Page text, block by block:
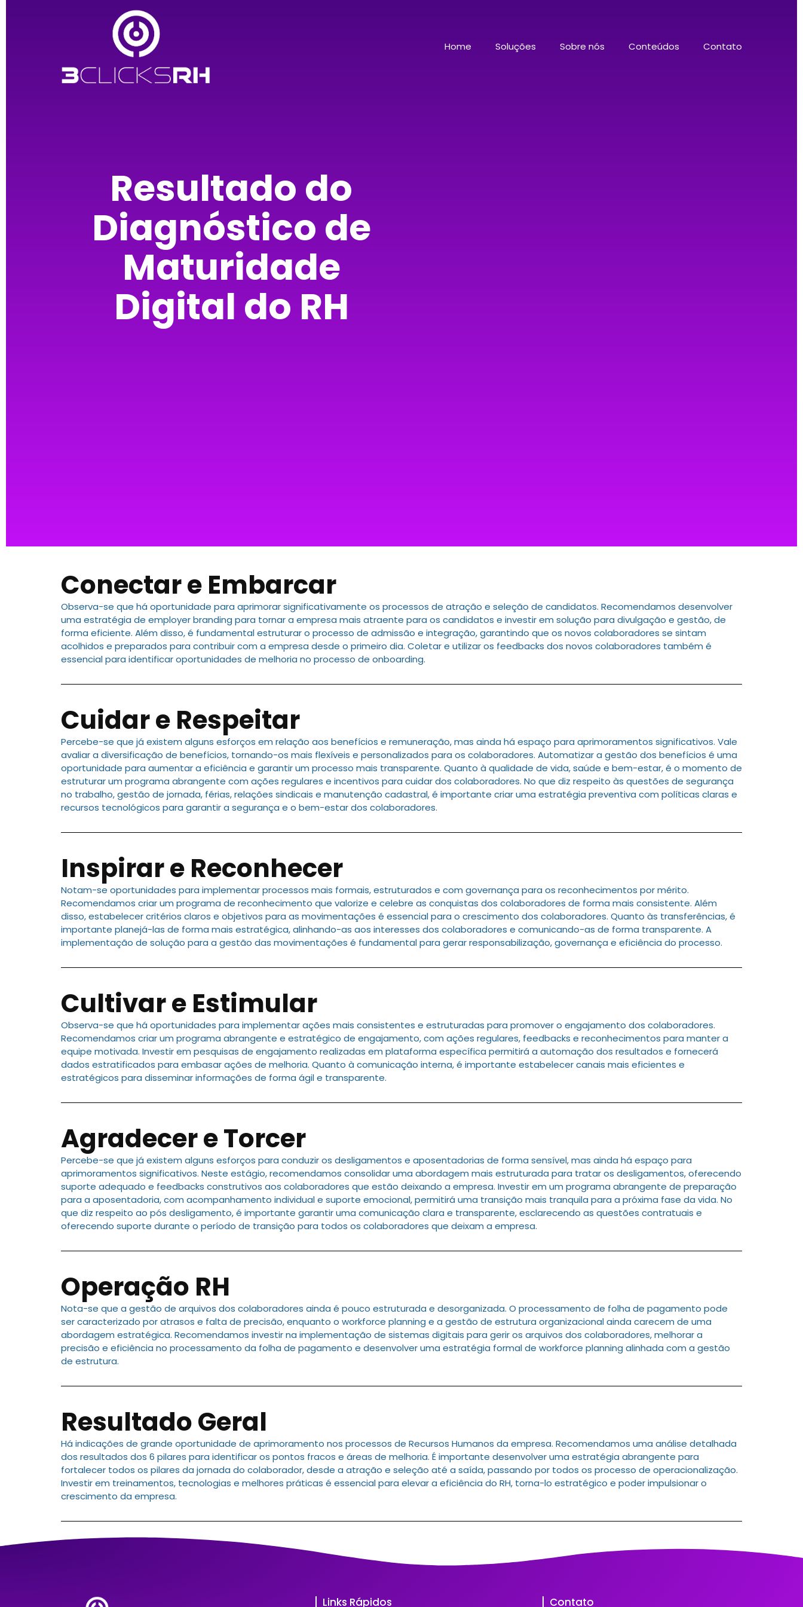
Home Soluções Sobre nós Conteúdos Contato
Resultado do
Diagnóstico de
Maturidade
Digital do RH
Conectar e Embarcar
Observa-se que há oportunidade para aprimorar significativamente os processos de atração e seleção de candidatos. Recomendamos desenvolver
uma estratégia de employer branding para tornar a empresa mais atraente para os candidatos e investir em solução para divulgação e gestão, de
forma eficiente. Além disso, é fundamental estruturar o processo de admissão e integração, garantindo que os novos colaboradores se sintam
acolhidos e preparados para contribuir com a empresa desde o primeiro dia. Coletar e utilizar os feedbacks dos novos colaboradores também é
essencial para identificar oportunidades de melhoria no processo de onboarding.
Cuidar e Respeitar
Percebe-se que já existem alguns esforços em relação aos benefícios e remuneração, mas ainda há espaço para aprimoramentos significativos. Vale
avaliar a diversificação de benefícios, tornando-os mais flexíveis e personalizados para os colaboradores. Automatizar a gestão dos benefícios é uma
oportunidade para aumentar a eficiência e garantir um processo mais transparente. Quanto à qualidade de vida, saúde e bem-estar, é o momento de
estruturar um programa abrangente com ações regulares e incentivos para cuidar dos colaboradores. No que diz respeito às questões de segurança
no trabalho, gestão de jornada, férias, relações sindicais e manutenção cadastral, é importante criar uma estratégia preventiva com políticas claras e
recursos tecnológicos para garantir a segurança e o bem-estar dos colaboradores.
Inspirar e Reconhecer
Notam-se oportunidades para implementar processos mais formais, estruturados e com governança para os reconhecimentos por mérito.
Recomendamos criar um programa de reconhecimento que valorize e celebre as conquistas dos colaboradores de forma mais consistente. Além
disso, estabelecer critérios claros e objetivos para as movimentações é essencial para o crescimento dos colaboradores. Quanto às transferências, é
importante planejá-las de forma mais estratégica, alinhando-as aos interesses dos colaboradores e comunicando-as de forma transparente. A
implementação de solução para a gestão das movimentações é fundamental para gerar responsabilização, governança e eficiência do processo.
Cultivar e Estimular
Observa-se que há oportunidades para implementar ações mais consistentes e estruturadas para promover o engajamento dos colaboradores.
Recomendamos criar um programa abrangente e estratégico de engajamento, com ações regulares, feedbacks e reconhecimentos para manter a
equipe motivada. Investir em pesquisas de engajamento realizadas em plataforma específica permitirá a automação dos resultados e fornecerá
dados estratificados para embasar ações de melhoria. Quanto à comunicação interna, é importante estabelecer canais mais eficientes e
estratégicos para disseminar informações de forma ágil e transparente.
Agradecer e Torcer
Percebe-se que já existem alguns esforços para conduzir os desligamentos e aposentadorias de forma sensível, mas ainda há espaço para
aprimoramentos significativos. Neste estágio, recomendamos consolidar uma abordagem mais estruturada para tratar os desligamentos, oferecendo
suporte adequado e feedbacks construtivos aos colaboradores que estão deixando a empresa. Investir em um programa abrangente de preparação
para a aposentadoria, com acompanhamento individual e suporte emocional, permitirá uma transição mais tranquila para a próxima fase da vida. No
que diz respeito ao pós desligamento, é importante garantir uma comunicação clara e transparente, esclarecendo as questões contratuais e
oferecendo suporte durante o período de transição para todos os colaboradores que deixam a empresa.
Operação RH
Nota-se que a gestão de arquivos dos colaboradores ainda é pouco estruturada e desorganizada. O processamento de folha de pagamento pode
ser caracterizado por atrasos e falta de precisão, enquanto o workforce planning e a gestão de estrutura organizacional ainda carecem de uma
abordagem estratégica. Recomendamos investir na implementação de sistemas digitais para gerir os arquivos dos colaboradores, melhorar a
precisão e eficiência no processamento da folha de pagamento e desenvolver uma estratégia formal de workforce planning alinhada com a gestão
de estrutura.
Resultado Geral
Há indicações de grande oportunidade de aprimoramento nos processos de Recursos Humanos da empresa. Recomendamos uma análise detalhada
dos resultados dos 6 pilares para identificar os pontos fracos e áreas de melhoria. É importante desenvolver uma estratégia abrangente para
fortalecer todos os pilares da jornada do colaborador, desde a atração e seleção até a saída, passando por todos os processo de operacionalização.
Investir em treinamentos, tecnologias e melhores práticas é essencial para elevar a eficiência do RH, torna-lo estratégico e poder impulsionar o
crescimento da empresa.
Links Rápidos Contato